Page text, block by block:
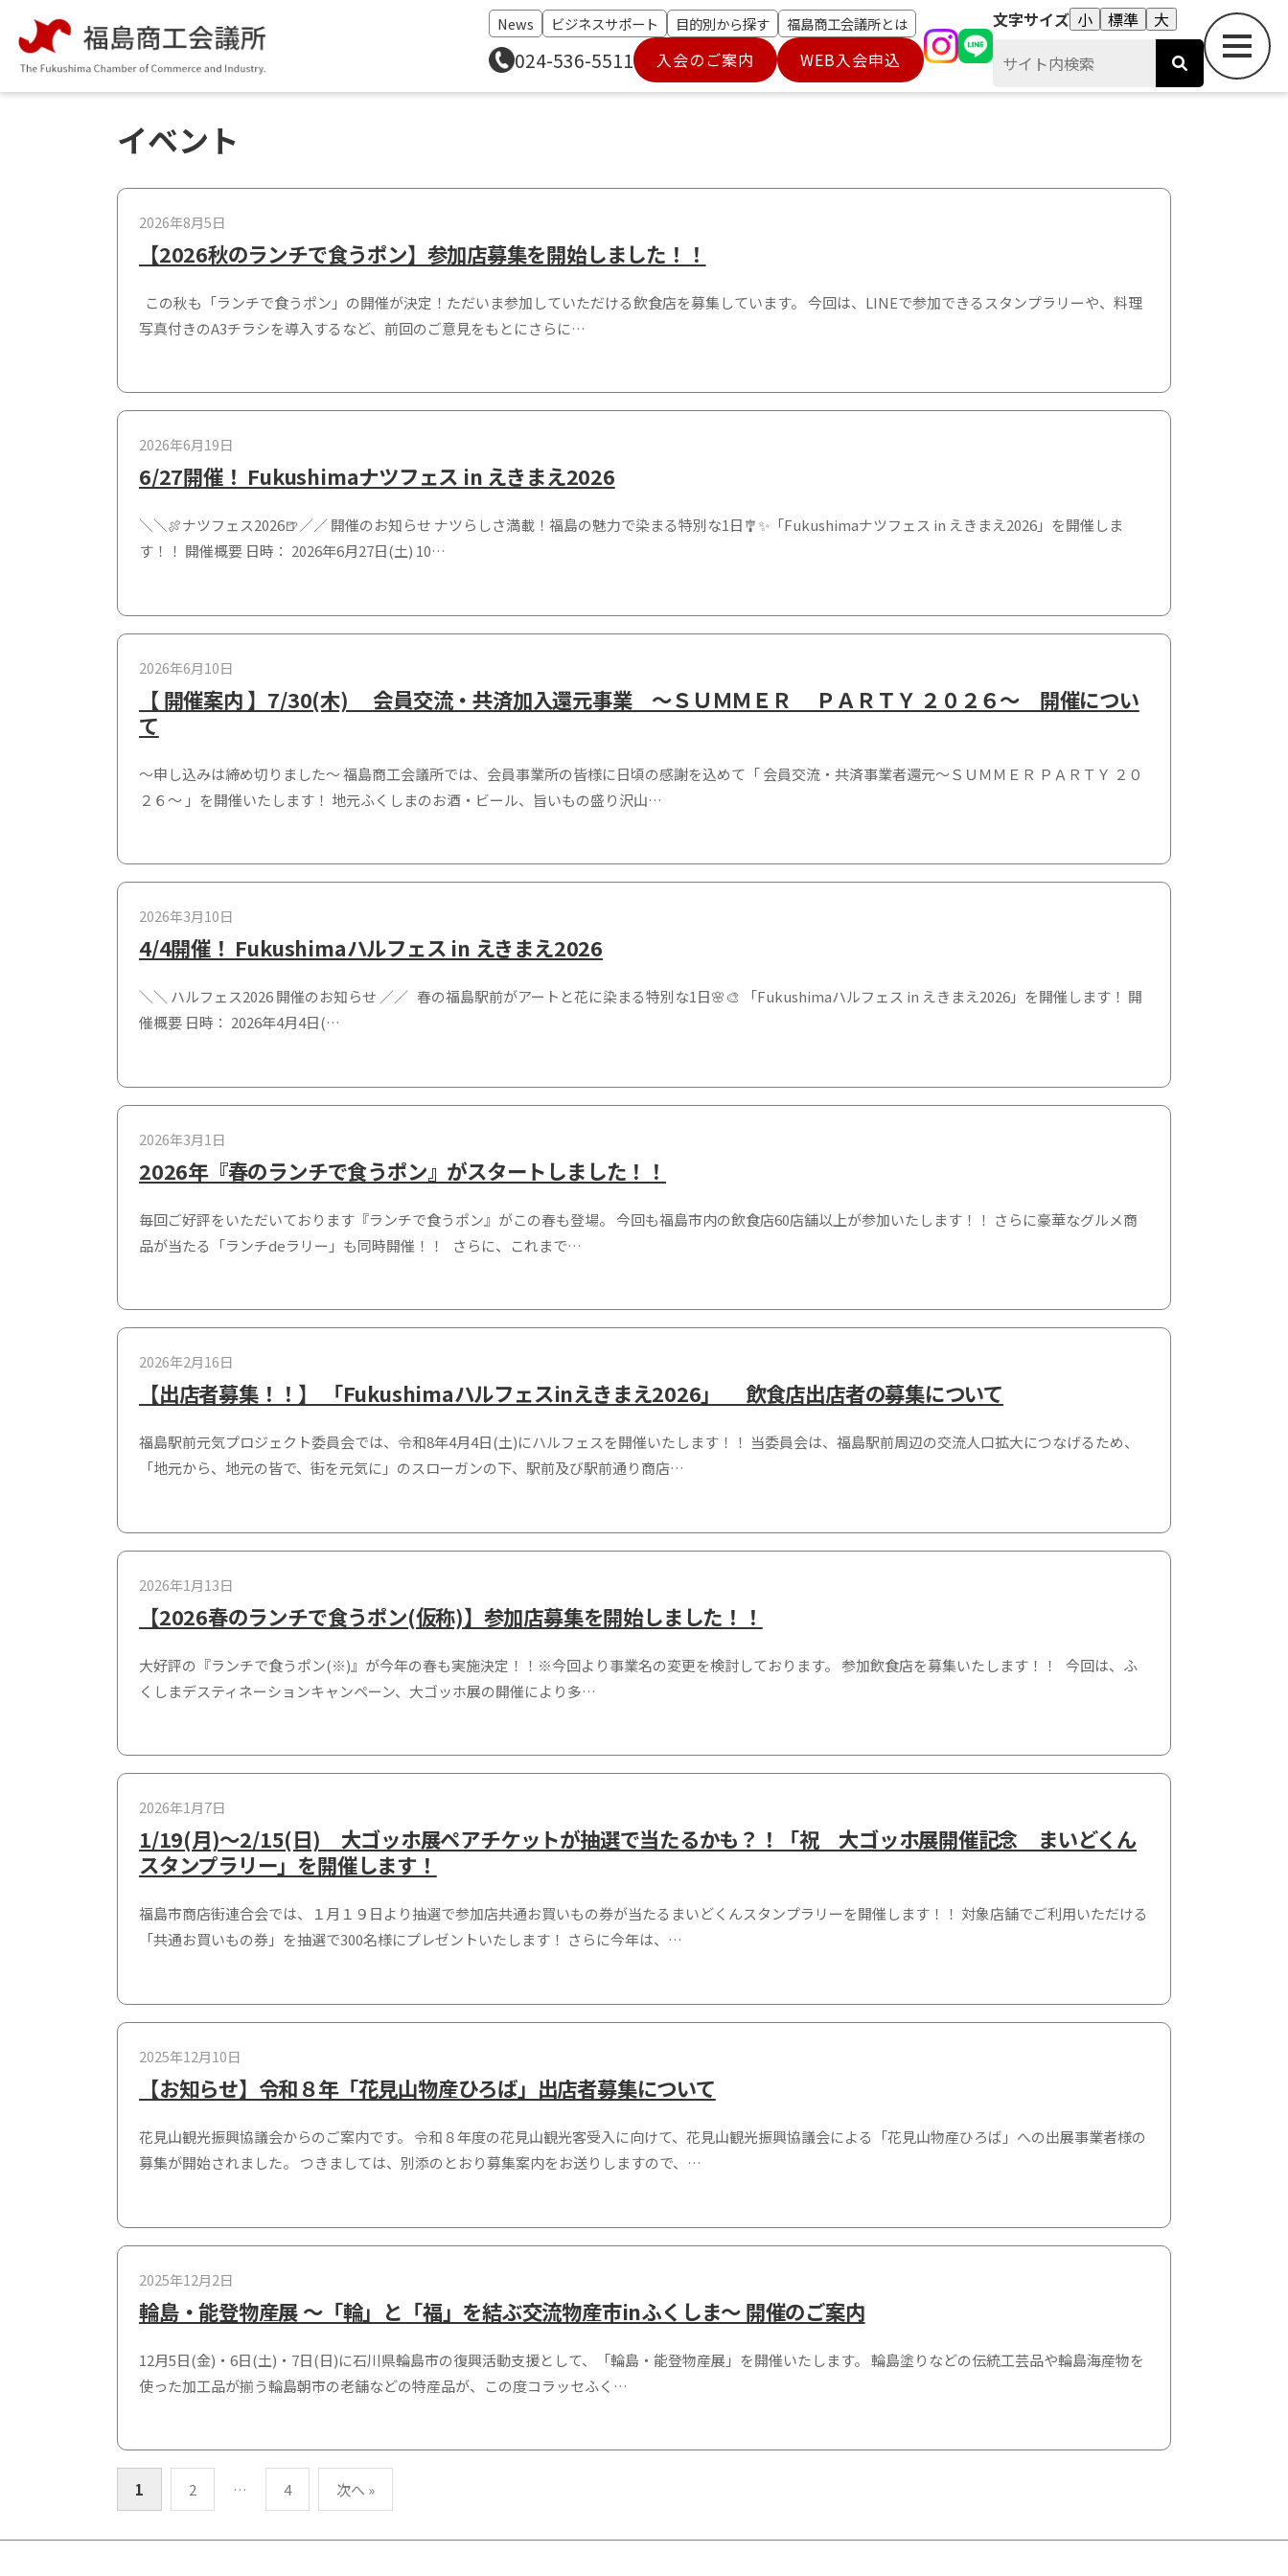
ン
News ビジネスサポート 目的別から探す 福島商工会議所とは
024-536-5511 入会のご案内 WEB入会申込
文字サイズ 小 標準 大
イベント
2026年8月5日
【2026秋のランチで食うポン】参加店募集を開始しました！！
この秋も「ランチで食うポン」の開催が決定！ただいま参加していただける飲食店を募集しています。 今回は、LINEで参加できるスタンプラリーや、料理
写真付きのA3チラシを導入するなど、前回のご意見をもとにさらに…
2026年6月19日
6/27開催！ Fukushimaナツフェス in えきまえ2026
＼＼🍖ナツフェス2026🍺／／ 開催のお知らせ ナツらしさ満載！福島の魅力で染まる特別な1日🎐✨「Fukushimaナツフェス in えきまえ2026」を開催しま
す！！ 開催概要 日時： 2026年6月27日(土) 10…
2026年6月10日
【 開催案内 】7/30(木) 会員交流・共済加入還元事業 ～ＳＵＭＭＥＲ ＰＡＲＴＹ ２０２６～ 開催につい
て
～申し込みは締め切りました～ 福島商工会議所では、会員事業所の皆様に日頃の感謝を込めて「 会員交流・共済事業者還元～ＳＵＭＭＥＲ ＰＡＲＴＹ ２０
２６～ 」を開催いたします！ 地元ふくしまのお酒・ビール、旨いもの盛り沢山…
2026年3月10日
4/4開催！ Fukushimaハルフェス in えきまえ2026
＼＼ ハルフェス2026 開催のお知らせ ／／ 春の福島駅前がアートと花に染まる特別な1日🌸🎨 「Fukushimaハルフェス in えきまえ2026」を開催します！ 開
催概要 日時： 2026年4月4日(…
2026年3月1日
2026年『春のランチで食うポン』がスタートしました！！
毎回ご好評をいただいております『ランチで食うポン』がこの春も登場。 今回も福島市内の飲食店60店舗以上が参加いたします！！ さらに豪華なグルメ商
品が当たる「ランチdeラリー」も同時開催！！ さらに、これまで…
2026年2月16日
【出店者募集！！】 「Fukushimaハルフェスinえきまえ2026」 飲食店出店者の募集について
福島駅前元気プロジェクト委員会では、令和8年4月4日(土)にハルフェスを開催いたします！！ 当委員会は、福島駅前周辺の交流人口拡大につなげるため、
「地元から、地元の皆で、街を元気に」のスローガンの下、駅前及び駅前通り商店…
2026年1月13日
【2026春のランチで食うポン(仮称)】参加店募集を開始しました！！
大好評の『ランチで食うポン(※)』が今年の春も実施決定！！※今回より事業名の変更を検討しております。 参加飲食店を募集いたします！！ 今回は、ふ
くしまデスティネーションキャンペーン、大ゴッホ展の開催により多…
2026年1月7日
1/19(月)～2/15(日) 大ゴッホ展ペアチケットが抽選で当たるかも？！「祝 大ゴッホ展開催記念 まいどくん
スタンプラリー」を開催します！
福島市商店街連合会では、１月１９日より抽選で参加店共通お買いもの券が当たるまいどくんスタンプラリーを開催します！！ 対象店舗でご利用いただける
「共通お買いもの券」を抽選で300名様にプレゼントいたします！ さらに今年は、…
2025年12月10日
【お知らせ】令和８年「花見山物産ひろば」出店者募集について
花見山観光振興協議会からのご案内です。 令和８年度の花見山観光客受入に向けて、花見山観光振興協議会による「花見山物産ひろば」への出展事業者様の
募集が開始されました。 つきましては、別添のとおり募集案内をお送りしますので、…
2025年12月2日
輪島・能登物産展 ～「輪」と「福」を結ぶ交流物産市inふくしま～ 開催のご案内
12月5日(金)・6日(土)・7日(日)に石川県輪島市の復興活動支援として、「輪島・能登物産展」を開催いたします。 輪島塗りなどの伝統工芸品や輪島海産物を
使った加工品が揃う輪島朝市の老舗などの特産品が、この度コラッセふく…
投
稿
1 2 … 4 次へ »